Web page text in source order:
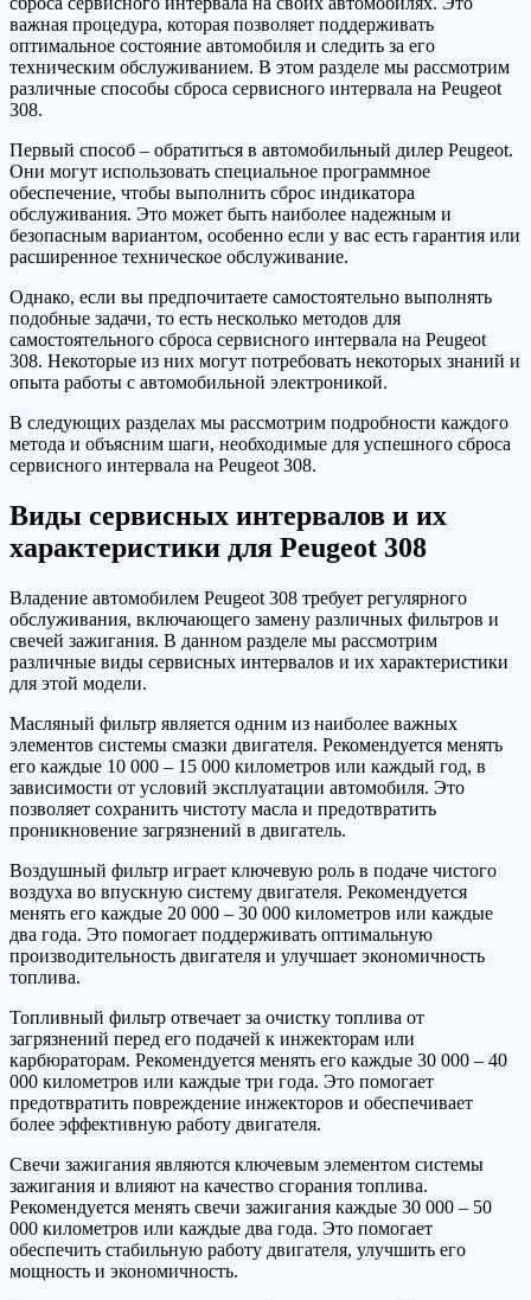
важная процедура, которая позволяет поддерживать
оптимальное состояние автомобиля и следить за его
техническим обслуживанием. В этом разделе мы рассмотрим
различные способы сброса сервисного интервала на Peugeot
308.
Первый способ – обратиться в автомобильный дилер Peugeot.
Они могут использовать специальное программное
обеспечение, чтобы выполнить сброс индикатора
обслуживания. Это может быть наиболее надежным и
безопасным вариантом, особенно если у вас есть гарантия или
расширенное техническое обслуживание.
Однако, если вы предпочитаете самостоятельно выполнять
подобные задачи, то есть несколько методов для
самостоятельного сброса сервисного интервала на Peugeot
308. Некоторые из них могут потребовать некоторых знаний и
опыта работы с автомобильной электроникой.
В следующих разделах мы рассмотрим подробности каждого
метода и объясним шаги, необходимые для успешного сброса
сервисного интервала на Peugeot 308.
Виды сервисных интервалов и их
характеристики для Peugeot 308
Владение автомобилем Peugeot 308 требует регулярного
обслуживания, включающего замену различных фильтров и
свечей зажигания. В данном разделе мы рассмотрим
различные виды сервисных интервалов и их характеристики
для этой модели.
Масляный фильтр является одним из наиболее важных
элементов системы смазки двигателя. Рекомендуется менять
его каждые 10 000 – 15 000 километров или каждый год, в
зависимости от условий эксплуатации автомобиля. Это
позволяет сохранить чистоту масла и предотвратить
проникновение загрязнений в двигатель.
Воздушный фильтр играет ключевую роль в подаче чистого
воздуха во впускную систему двигателя. Рекомендуется
менять его каждые 20 000 – 30 000 километров или каждые
два года. Это помогает поддерживать оптимальную
производительность двигателя и улучшает экономичность
топлива.
Топливный фильтр отвечает за очистку топлива от
загрязнений перед его подачей к инжекторам или
карбюраторам. Рекомендуется менять его каждые 30 000 – 40
000 километров или каждые три года. Это помогает
предотвратить повреждение инжекторов и обеспечивает
более эффективную работу двигателя.
Свечи зажигания являются ключевым элементом системы
зажигания и влияют на качество сгорания топлива.
Рекомендуется менять свечи зажигания каждые 30 000 – 50
000 километров или каждые два года. Это помогает
обеспечить стабильную работу двигателя, улучшить его
мощность и экономичность.